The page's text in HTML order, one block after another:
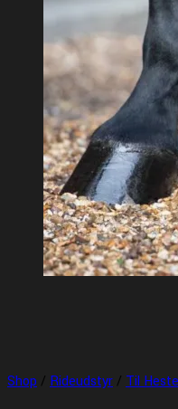
Shop / Rideudstyr / Til